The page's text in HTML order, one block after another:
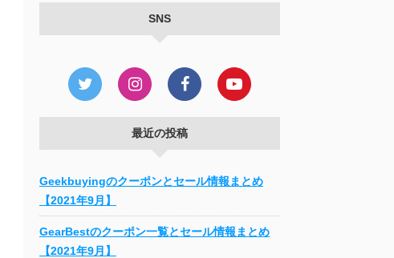
SNS
最近の投稿
Geekbuyingのクーポンとセール情報まとめ
【2021年9月】
GearBestのクーポン一覧とセール情報まとめ
【2021年9月】